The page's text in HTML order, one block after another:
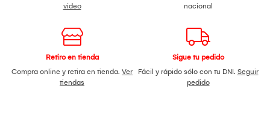
video
nacional
Retiro en tienda
Compra online y retira en tienda. Ver
tiendas
Sigue tu pedido
Fácil y rápido sólo con tu DNI. Seguir
pedido